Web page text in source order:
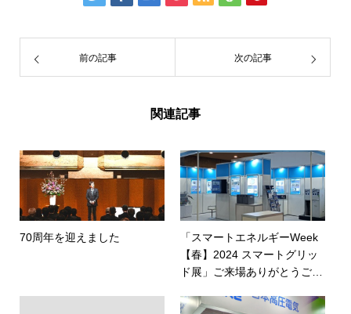
前の記事 次の記事
関連記事
70周年を迎えました
「スマートエネルギーWeek
【春】2024 スマートグリッ
ド展」ご来場ありがとうござ